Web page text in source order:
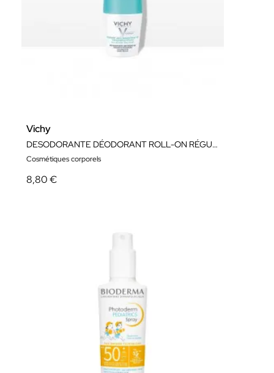
Vichy
DESODORANTE DÉODORANT ROLL-ON RÉGULATEUR 48H 50 ML
Cosmétiques corporels
8,80 €